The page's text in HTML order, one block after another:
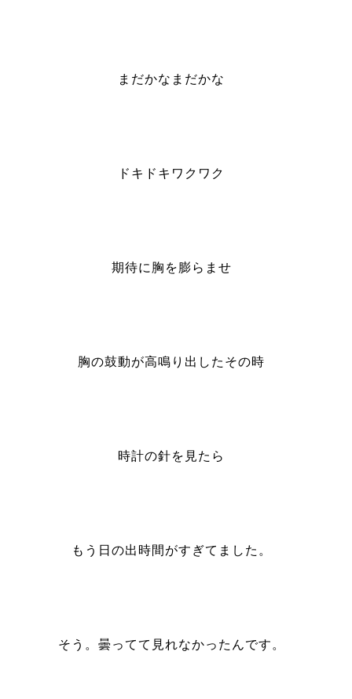
まだかなまだかな
ドキドキワクワク
期待に胸を膨らませ
胸の鼓動が高鳴り出したその時
時計の針を見たら
もう日の出時間がすぎてました。
そう。曇ってて見れなかったんです。